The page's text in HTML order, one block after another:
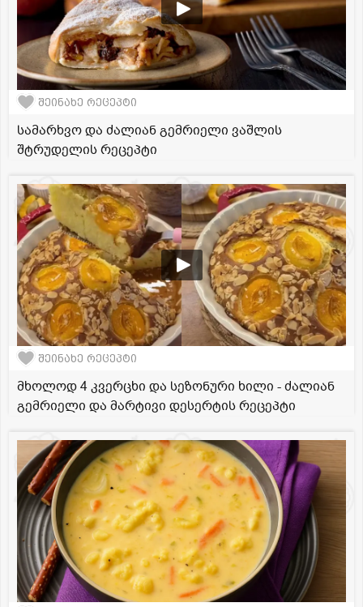
შეინახე რეცეპტი
სამარხვო და ძალიან გემრიელი ვაშლის
შტრუდელის რეცეპტი
შეინახე რეცეპტი
მხოლოდ 4 კვერცხი და სეზონური ხილი - ძალიან
გემრიელი და მარტივი დესერტის რეცეპტი